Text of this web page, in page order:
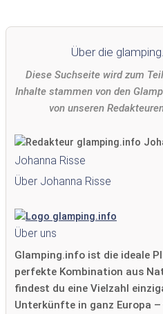
Über die
Diese Suchseite wird zum
Inhalte stammen von den
von unseren
Johanna Risse
Über Johanna Risse
Über uns
Glamping.info ist die ideale
perfekte Kombination aus
findest du eine Vielzahl
Unterkünfte in ganz Europa